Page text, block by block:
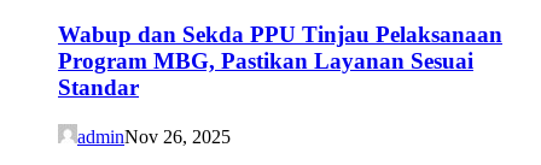
Wabup dan Sekda PPU Tinjau Pelaksanaan
Program MBG, Pastikan Layanan Sesuai
Standar
adminNov 26, 2025